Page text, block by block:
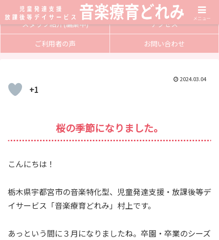
サービス内容
入会方法
スタッフ紹介(編集中)
アクセス
ご利用者の声
お問い合わせ
2024.03.04
+1
桜の季節になりました。
こんにちは！
栃木県宇都宮市の音楽特化型、児童発達支援・放課後等デ
イサービス「音楽療育どれみ」村上です。
あっという間に３月になりましたね。卒園・卒業のシーズ
メニュー